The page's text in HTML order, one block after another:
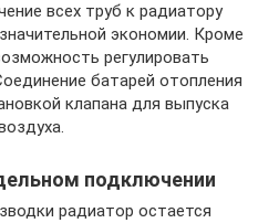
всех труб к радиатору
экономии. Кроме
регулировать
батарей отопления
клапана для выпуска
подключении
радиатор остается